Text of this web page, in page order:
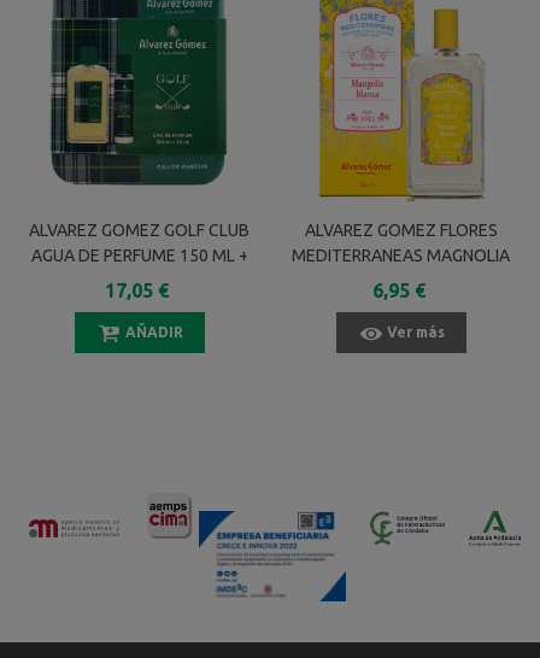
ALVAREZ GOMEZ GOLF CLUB
AGUA DE PERFUME 150 ML +
30 ML
17,05 €
AÑADIR
ALVAREZ GOMEZ FLORES
MEDITERRANEAS MAGNOLIA
BLANCA 150 ML
6,95 €
Ver más